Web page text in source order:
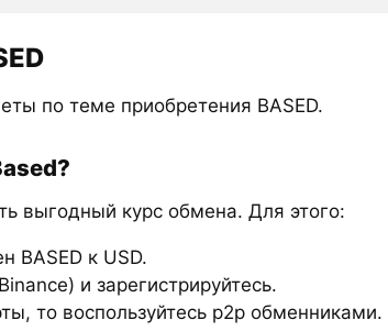
по теме приобретения BASED.
выгодный курс обмена. Для этого:
BASED к USD.
и зарегистрируйтесь.
то воспользуйтесь p2p обменниками.